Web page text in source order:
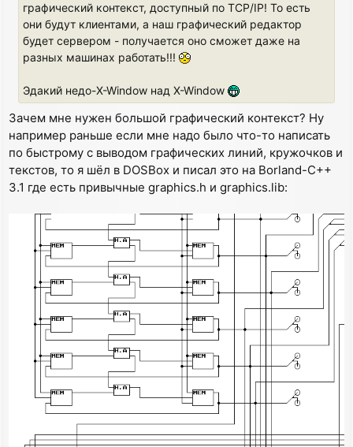
графический контекст, доступный по TCP/IP! То есть
они будут клиентами, а наш графический редактор
будет сервером - получается оно сможет даже на
разных машинах работать!!!
Эдакий недо-X-Window над X-Window
Зачем мне нужен большой графический контекст? Ну
например раньше если мне надо было что-то написать
по быстрому с выводом графических линий, кружочков и
текстов, то я шёл в DOSBox и писал это на Borland-C++
3.1 где есть привычные graphics.h и graphics.lib: